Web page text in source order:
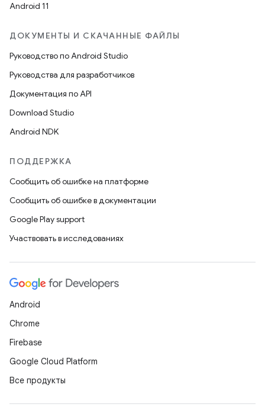
Android 11
ДОКУМЕНТЫ И СКАЧАННЫЕ ФАЙЛЫ
Руководство по Android Studio
Руководства для разработчиков
Документация по API
Download Studio
Android NDK
ПОДДЕРЖКА
Сообщить об ошибке на платформе
Сообщить об ошибке в документации
Google Play support
Участвовать в исследованиях
Android
Chrome
Firebase
Google Cloud Platform
Все продукты